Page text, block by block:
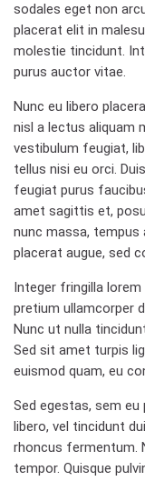
sodales eget non
placerat elit in
molestie tincidunt.
purus auctor vitae.
Nunc eu libero
nisl a lectus aliquam
vestibulum feugiat,
tellus nisi eu orci.
feugiat purus
amet sagittis et,
nunc massa, tempus
placerat augue, sed
Integer fringilla
pretium ullamcorper
Nunc ut nulla
Sed sit amet turpis
euismod quam, eu
Sed egestas, sem
libero, vel tincidunt
rhoncus fermentum.
tempor. Quisque